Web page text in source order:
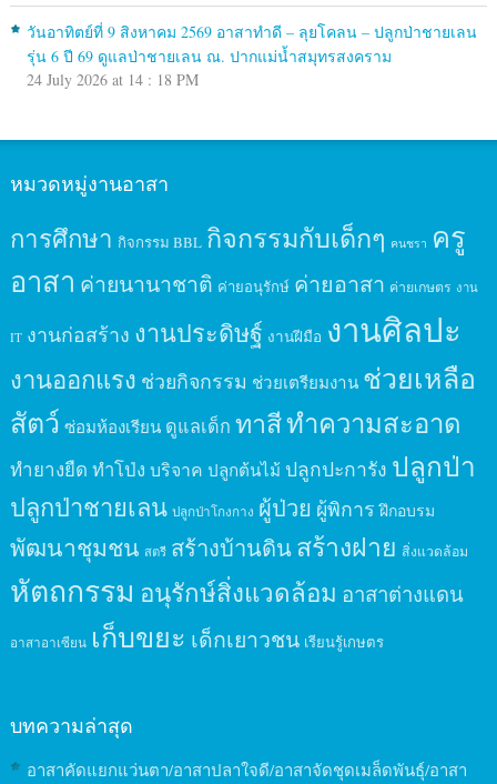
วันอาทิตย์ที่ 9 สิงหาคม 2569 อาสาทำดี – ลุยโคลน – ปลูกป่าชายเลน
รุ่น 6 ปี 69 ดูแลป่าชายเลน ณ. ปากแม่น้ำสมุทรสงคราม
24 July 2026 at 14 : 18 PM
หมวดหมู่งานอาสา
การศึกษา กิจกรรม BBL กิจกรรมกับเด็กๆ คนชรา ครู
อาสา ค่ายนานาชาติ ค่ายอนุรักษ์ ค่ายอาสา ค่ายเกษตร งาน
IT งานก่อสร้าง งานประดิษฐ์ งานฝีมือ งานศิลปะ
งานออกแรง ช่วยกิจกรรม ช่วยเตรียมงาน ช่วยเหลือ
สัตว์ ซ่อมห้องเรียน ดูแลเด็ก ทาสีทำความสะอาด
ทำยางยืด ทำโป่ง บริจาค ปลูกต้นไม้ ปลูกปะการัง ปลูกป่า
ปลูกป่าชายเลน ปลูกป่าโกงกาง ผู้ป่วย ผู้พิการ ฝึกอบรม
พัฒนาชุมชน สตรี สร้างบ้านดินสร้างฝาย สิ่งแวดล้อม
หัตถกรรม อนุรักษ์สิ่งแวดล้อม อาสาต่างแดน
อาสาอาเซียน เก็บขยะ เด็กเยาวชน เรียนรู้เกษตร
บทความล่าสุด
อาสาคัดแยกแว่นตา/อาสาปลาใจดี/อาสาจัดชุดเมล็ดพันธุ์/อาสา